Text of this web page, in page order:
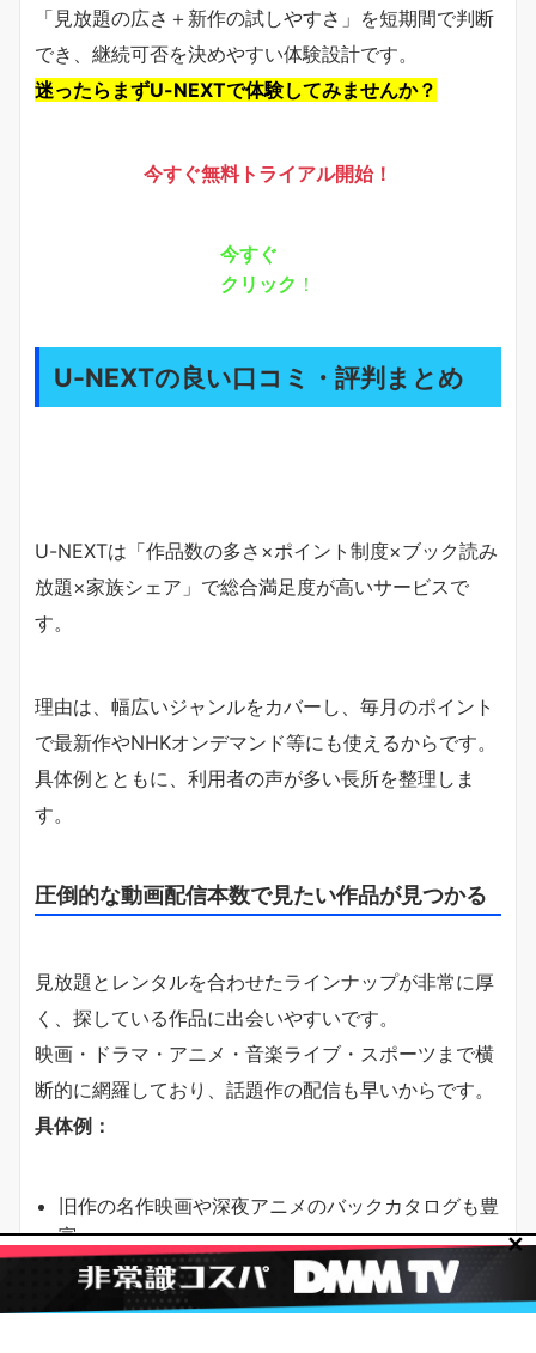
「見放題の広さ＋新作の試しやすさ」を短期間で判断
でき、継続可否を決めやすい体験設計です。
迷ったらまずU-NEXTで体験してみませんか？
今すぐ無料トライアル開始！
今すぐ
クリック ！
U-NEXTの良い口コミ・評判まとめ
U-NEXTは「作品数の多さ×ポイント制度×ブック読み
放題×家族シェア」で総合満足度が高いサービスで
す。
理由は、幅広いジャンルをカバーし、毎月のポイント
で最新作やNHKオンデマンド等にも使えるからです。
具体例とともに、利用者の声が多い長所を整理しま
す。
圧倒的な動画配信本数で見たい作品が見つかる
見放題とレンタルを合わせたラインナップが非常に厚
く、探している作品に出会いやすいです。
映画・ドラマ・アニメ・音楽ライブ・スポーツまで横
断的に網羅しており、話題作の配信も早いからです。
具体例：
旧作の名作映画や深夜アニメのバックカタログも豊
富。
レンタル（ポイント作品）で最新作を早く視聴でき
る。
✕